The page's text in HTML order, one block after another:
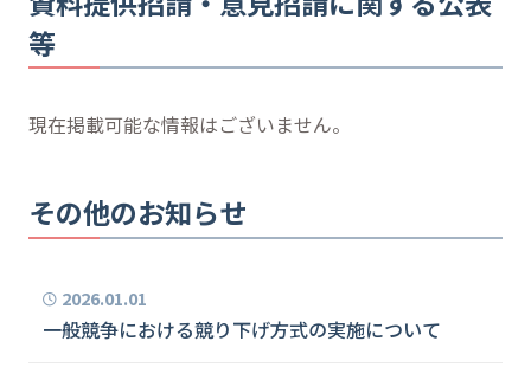
等
現在掲載可能な情報はございません。
その他のお知らせ
2026.01.01
一般競争における競り下げ方式の実施について